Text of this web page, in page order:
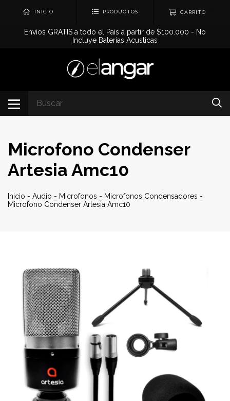
INICIO PRODUCTOS CARRITO
Envíos GRATIS a todo el País a partir de $100.000 - No
Incluye Baterias Acusticas
Microfono Condenser
Artesia Amc10
Inicio - Audio - Microfonos - Microfonos Condensadores -
Microfono Condenser Artesia Amc10